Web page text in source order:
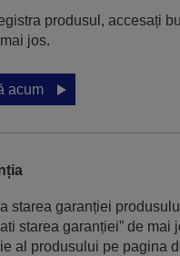
produsul, accesați
jos.
acum
starea garanției
starea garanției” de mai
al produsului pe pagina